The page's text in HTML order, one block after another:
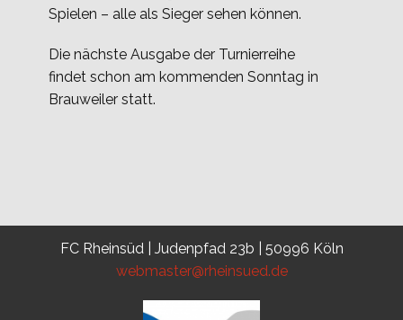
Spielen – alle als Sieger sehen können.
Die nächste Ausgabe der Turnierreihe
findet schon am kommenden Sonntag in
Brauweiler statt.
FC Rheinsüd | Judenpfad 23b | 50996 Köln
webmaster@rheinsued.de